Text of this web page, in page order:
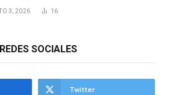
3, 2026 16
SOCIALES
Twitter